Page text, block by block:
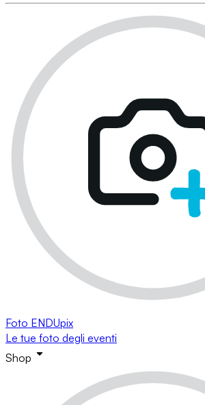
Foto ENDUpix
Le tue foto degli eventi
Shop